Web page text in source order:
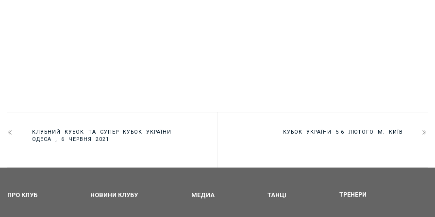
КЛУБНИЙ КУБОК ТА СУПЕР КУБОК УКРАЇНИ
ОДЕСА , 6 ЧЕРВНЯ 2021
КУБОК УКРАЇНИ 5-6 ЛЮТОГО М. КИЇВ
ПРО КЛУБ НОВИНИ КЛУБУ МЕДИА ТАНЦІ ТРЕНЕРИ